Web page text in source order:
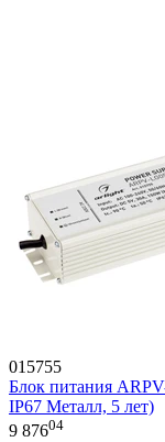
015755
Блок питания
IP67 Металл, 5 лет)
9 87604